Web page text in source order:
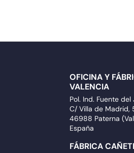
OFICINA Y
VALENCIA
Pol. Ind. Fuente del
C/ Villa de Madrid,
46988 Paterna
España
FÁBRICA